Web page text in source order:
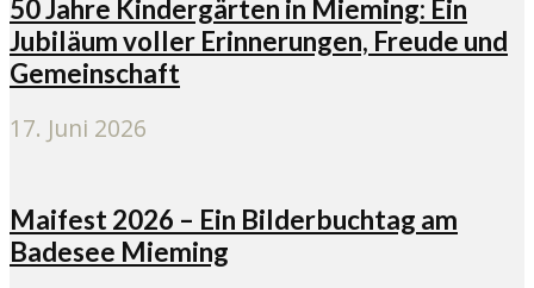
50 Jahre Kindergärten in Mieming: Ein
Jubiläum voller Erinnerungen, Freude und
Gemeinschaft
17. Juni 2026
Maifest 2026 – Ein Bilderbuchtag am
Badesee Mieming